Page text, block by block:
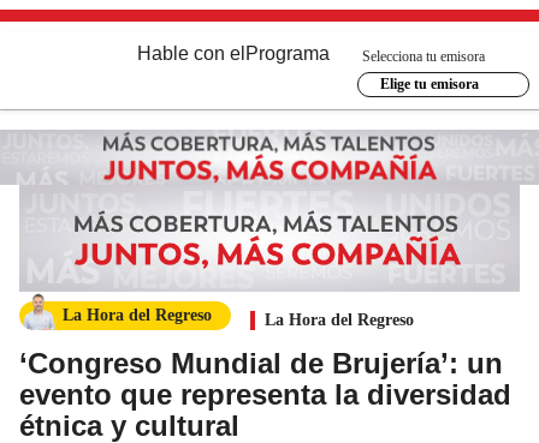
Hable con el Programa
Selecciona tu emisora
Elige tu emisora
La Hora del Regreso La Hora del Regreso
‘Congreso Mundial de Brujería’: un
evento que representa la diversidad
étnica y cultural